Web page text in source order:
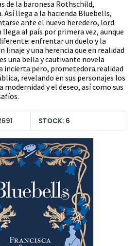
de la baronesa Rothschild,
Así llega a la hacienda Bluebells,
ante el nuevo heredero, lord
al país por primera vez, aunque
enfrentar un duelo y la
linaje y una herencia que en realidad
una bella y cautivante novela
incierta pero, prometedora realidad
revelando en sus personajes los
modernidad y el deseo, así como sus
STOCK: 6